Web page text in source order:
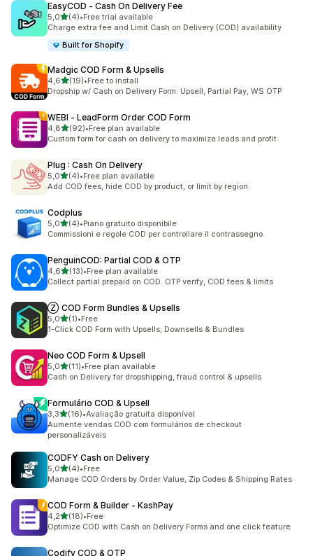
EasyCOD ‑ Cash On Delivery Fee
5,0de 5 estrelas
(4)
4 total de avaliações
•Free trial available
Charge extra fee and Limit Cash on Delivery (COD) availability
Built for Shopify
Madgic COD Form & Upsells
4,6de 5 estrelas
(19)
19 total de avaliações
•Free to install
Dropship w/ Cash on Delivery Form: Upsell, Partial Pay, WS OTP
WEBI ‑ LeadForm Order COD Form
4,8de 5 estrelas
(92)
92 total de avaliações
•Free plan available
Custom form for cash on delivery to maximize leads and profit
Plug : Cash On Delivery
5,0de 5 estrelas
(4)
4 total de avaliações
•Free plan available
Add COD fees, hide COD by product, or limit by region.
Codplus
5,0de 5 estrelas
(4)
4 total de avaliações
•Piano gratuito disponibile
Commissioni e regole COD per controllare il contrassegno.
PenguinCOD: Partial COD & OTP
4,6de 5 estrelas
(13)
13 total de avaliações
•Free plan available
Collect partial prepaid on COD. OTP verify, COD fees & limits
Ⓩ COD Form Bundles & Upsells
5,0de 5 estrelas
(1)
1 total de avaliações
•Free
1-Click COD Form with Upsells, Downsells & Bundles
Neo COD Form & Upsell
5,0de 5 estrelas
(11)
11 total de avaliações
•Free plan available
Cash on Delivery for dropshipping, fraud control & upsells
Formulário COD & Upsell
3,3de 5 estrelas
(16)
16 total de avaliações
•Avaliação gratuita disponível
Aumente vendas COD com formulários de checkout
personalizáveis
CODFY Cash on Delivery
5,0de 5 estrelas
(4)
4 total de avaliações
•Free
Manage COD Orders by Order Value, Zip Codes & Shipping Rates
COD Form & Builder ‑ KashPay
4,2de 5 estrelas
(18)
18 total de avaliações
•Free
Optimize COD with Cash on Delivery Forms and one click feature
Codify COD & OTP